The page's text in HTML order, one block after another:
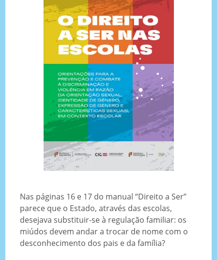
Nas páginas 16 e 17 do manual “Direito a Ser”
parece que o Estado, através das escolas,
desejava substituir-se à regulação familiar: os
miúdos devem andar a trocar de nome com o
desconhecimento dos pais e da família?